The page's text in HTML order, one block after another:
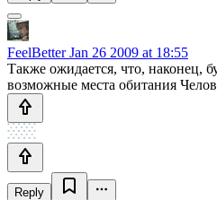
FeelBetterJan 26 2009 at 18:55
Также ожидается, что, наконец,
возможные места обитания
Reply